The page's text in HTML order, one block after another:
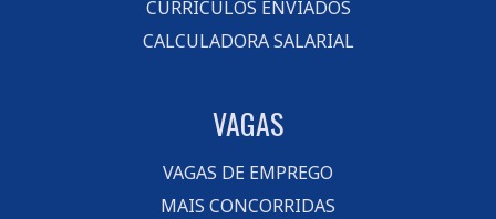
CURRÍCULOS ENVIADOS
CALCULADORA SALARIAL
VAGAS
VAGAS DE EMPREGO
MAIS CONCORRIDAS